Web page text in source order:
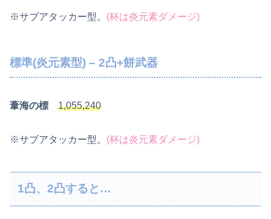
※サブアタッカー型。 (杯は炎元素ダメージ)
標準(炎元素型) – 2凸+餅武器
葦海の標 1,055,240
※サブアタッカー型。 (杯は炎元素ダメージ)
1凸、2凸すると…